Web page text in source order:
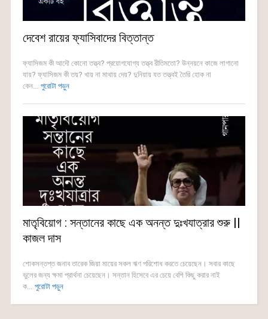
দেবেশ রায়ের ফ্যাসিবাদের বিত্তান্ত
ফ্যাসিজম কী আদৌ কোনো তত্ত্ব? প্রয়োগযোগ্য তত্ত্ব রীতিমতো? উন্নয়নে কাজে লাগানো
যায়? ফ্যাসিজম কী তয়? খায় না মাথায় দেয়? দুনিয়ায় যত তত্ত্বই তৈরি হোক না
কেন... পুরোটা পড়ুন
মাতৃবিয়োগ : সন্তানের কাছে এক অনন্ত দুঃখযাত্রার শুরু ||
কাজল দাস
শোকসন্তপ্ত জনাব তারেক জিয়া মায়ের সকল ঋণ পরিশোধ করতে চেয়েছেন। সবার কাছে
ভুলের জন্য ক্ষমা প্রার্থনা চেয়েছেন। সন্তান হিসেবে এর চেয়ে বেশি কিছু করার নাই
ক... পুরোটা পড়ুন